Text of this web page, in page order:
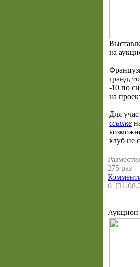
на
гранд,
-10 по
на
Для
ссылке
клуб не
275 раз
0
Аукцион